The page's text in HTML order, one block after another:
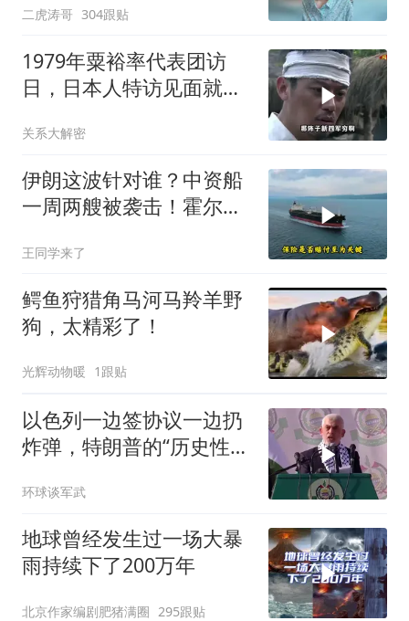
二虎涛哥 304跟贴
1979年粟裕率代表团访
日，日本人特访见面就喊
关系大解密
伊朗这波针对谁？中资船
一周两艘被袭击！霍尔木
彻底破灭！
王同学来了
鳄鱼狩猎角马河马羚羊野
狗，太精彩了！
光辉动物暖 1跟贴
以色列一边签协议一边扔
炸弹，特朗普的“历史性协
环球谈军武
地球曾经发生过一场大暴
雨持续下了200万年
北京作家编剧肥猪满圈 295跟贴